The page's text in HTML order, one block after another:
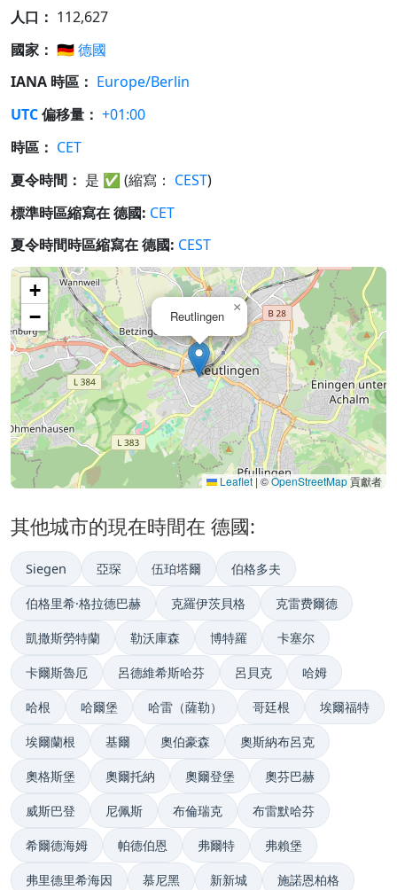
人口： 112,627
國家： 🇩🇪德國
IANA 時區： Europe/Berlin
UTC偏移量： +01:00
時區： CET
夏令時間： 是 ✅ (縮寫： CEST)
標準時區縮寫在 德國: CET
夏令時間時區縮寫在 德國: CEST
Reutlingen
×
+
−
Leaflet |©OpenStreetMap貢獻者
其他城市的現在時間在 德國:
Siegen 亞琛 伍珀塔爾 伯格多夫
伯格里希·格拉德巴赫 克羅伊茨貝格 克雷费爾德
凱撒斯勞特蘭 勒沃庫森 博特羅 卡塞尔
卡爾斯魯厄 呂德維希斯哈芬 呂貝克 哈姆
哈根 哈爾堡 哈雷（薩勒） 哥廷根 埃爾福特
埃爾蘭根 基爾 奧伯豪森 奧斯納布呂克
奧格斯堡 奧爾托納 奧爾登堡 奧芬巴赫
威斯巴登 尼佩斯 布倫瑞克 布雷默哈芬
希爾德海姆 帕德伯恩 弗爾特 弗賴堡
弗里德里希海因 慕尼黑 新新城 施諾恩柏格